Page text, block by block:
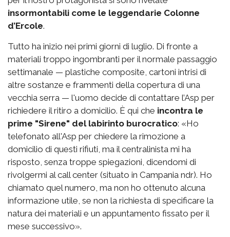
insormontabili come le leggendarie Colonne
d’Ercole.
Tutto ha inizio nei primi giorni di luglio. Di fronte a
materiali troppo ingombranti per il normale passaggio
settimanale — plastiche composite, cartoni intrisi di
altre sostanze e frammenti della copertura di una
vecchia serra — l'uomo decide di contattare l’Asp per
richiedere il ritiro a domicilio. È qui che incontra le
prime "Sirene" del labirinto burocratico: «Ho
telefonato all'Asp per chiedere la rimozione a
domicilio di questi rifiuti, ma il centralinista mi ha
risposto, senza troppe spiegazioni, dicendomi di
rivolgermi al call center (situato in Campania ndr). Ho
chiamato quel numero, ma non ho ottenuto alcuna
informazione utile, se non la richiesta di specificare la
natura dei materiali e un appuntamento fissato per il
mese successivo».